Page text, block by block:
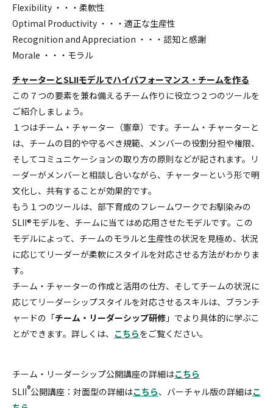
Flexibility ・・・柔軟性
Optimal Productivity ・・・適正な生産性
Recognition and Appreciation ・・・認知と感謝
Morale ・・・モラル
チャーターとSLIIモデルでハイパフォーマンス・チームを作る
この７つの要素を兼ね備えるチーム作りに役立つ２つのツールを
ご紹介しましょう。
１つはチーム・チャーター（憲章）です。チーム・チャーターと
は、チームの目的や守るべき規範、メンバーの役割分担や権限、
そしてコミュニケーションの取り方の原則などが記されます。リ
ーダーがメンバーと相談し合いながら、チャーターという形で明
文化し、共有することが効果的です。
もう１つのツールは、部下育成のフレームワークでお馴染みの
SLII®モデルを、チームに当てはめ応用させたモデルです。この
モデルによって、チームのモラルと生産性の状況を見極め、状況
に応じてリーダーが柔軟にスタイルを対応させる方法がわかりま
す。
チーム・チャーターの作成と活用の仕方、そしてチームの状況に
応じてリーダーシップスタイルを対応させるスキルは、ブランチ
ャードの「チーム・リーダーシップ研修 」でより具体的に学ぶこ
とができます。詳しくは、 こちらをご覧ください。
チーム・リーダーシップ公開講座の詳細はこちら
SLII®公開講座：対面型の詳細はこちら、バーチャル版の詳細はこ